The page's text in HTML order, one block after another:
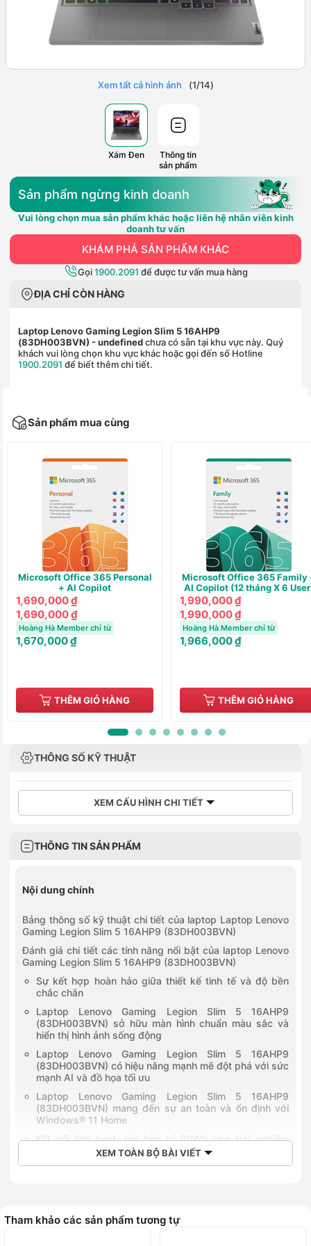
Xem tất cả hình ảnh (1/14)
Xám Đen
Thông tin
sản phẩm
Sản phẩm ngừng kinh doanh
Vui lòng chọn mua sản phẩm khác hoặc liên hệ nhân viên kinh
doanh tư vấn
KHÁM PHÁ SẢN PHẨM KHÁC
Gọi1900.2091 để được tư vấn mua hàng
ĐỊA CHỈ CÒN HÀNG
Laptop Lenovo Gaming Legion Slim 5 16AHP9
(83DH003BVN) - undefinedchưa có sẵn tại khu vực này. Quý
khách vui lòng chọn khu vực khác hoặc gọi đến số Hotline
1900.2091 để biết thêm chi tiết.
Sản phẩm mua cùng
Microsoft Office 365 Personal
+ AI Copilot
1,690,000 ₫
1,690,000 ₫
Hoàng Hà Member chỉ từ
1,670,000 ₫
THÊM GIỎ HÀNG
Microsoft Office 365 Family
AI Copilot (12 tháng X 6
1,990,000 ₫
1,990,000 ₫
Hoàng Hà Member chỉ từ
1,966,000 ₫
THÊM GIỎ HÀNG
THÔNG SỐ KỸ THUẬT
XEM CẤU HÌNH CHI TIẾT
THÔNG TIN SẢN PHẨM
Nội dung chính
Bảng thông số kỹ thuật chi tiết của laptop Laptop Lenovo
Gaming Legion Slim 5 16AHP9 (83DH003BVN)
Đánh giá chi tiết các tính năng nổi bật của laptop Lenovo
Gaming Legion Slim 5 16AHP9 (83DH003BVN)
Sự kết hợp hoàn hảo giữa thiết kế tinh tế và độ bền
chắc chắn
Laptop Lenovo Gaming Legion Slim 5 16AHP9
(83DH003BVN) sở hữu màn hình chuẩn màu sắc và
hiển thị hình ảnh sống động
Laptop Lenovo Gaming Legion Slim 5 16AHP9
(83DH003BVN) có hiệu năng mạnh mẽ đột phá với sức
mạnh AI và đồ họa tối ưu
Laptop Lenovo Gaming Legion Slim 5 16AHP9
(83DH003BVN) mang đến sự an toàn và ổn định với
Windows® 11 Home
Kết nối linh hoạt, pin bền bỉ 80Wh cho trải nghiệm
không gián đoạn
Laptop Lenovo Gaming Legion Slim 5 16AHP9
So sánh Laptop Lenovo Gaming Legion Slim 5 16AHP9
XEM TOÀN BỘ BÀI VIẾT
Tham khảo các sản phẩm tương tự